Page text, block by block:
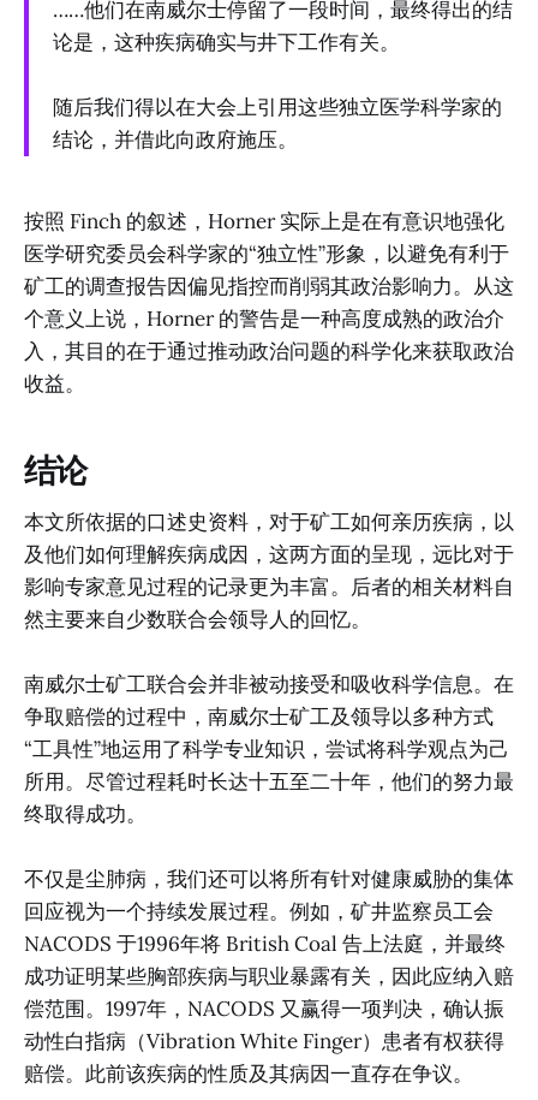
……他们在南威尔士停留了一段时间，最终得出的结
论是，这种疾病确实与井下工作有关。
随后我们得以在大会上引用这些独立医学科学家的
结论，并借此向政府施压。
按照 Finch 的叙述，Horner 实际上是在有意识地强化
医学研究委员会科学家的“独立性”形象，以避免有利于
矿工的调查报告因偏见指控而削弱其政治影响力。从这
个意义上说，Horner 的警告是一种高度成熟的政治介
入，其目的在于通过推动政治问题的科学化来获取政治
收益。
结论
本文所依据的口述史资料，对于矿工如何亲历疾病，以
及他们如何理解疾病成因，这两方面的呈现，远比对于
影响专家意见过程的记录更为丰富。后者的相关材料自
然主要来自少数联合会领导人的回忆。
南威尔士矿工联合会并非被动接受和吸收科学信息。在
争取赔偿的过程中，南威尔士矿工及领导以多种方式
“工具性”地运用了科学专业知识，尝试将科学观点为己
所用。尽管过程耗时长达十五至二十年，他们的努力最
终取得成功。
不仅是尘肺病，我们还可以将所有针对健康威胁的集体
回应视为一个持续发展过程。例如，矿井监察员工会
NACODS 于1996年将 British Coal 告上法庭，并最终
成功证明某些胸部疾病与职业暴露有关，因此应纳入赔
偿范围。1997年，NACODS 又赢得一项判决，确认振
动性白指病（Vibration White Finger）患者有权获得
赔偿。此前该疾病的性质及其病因一直存在争议。